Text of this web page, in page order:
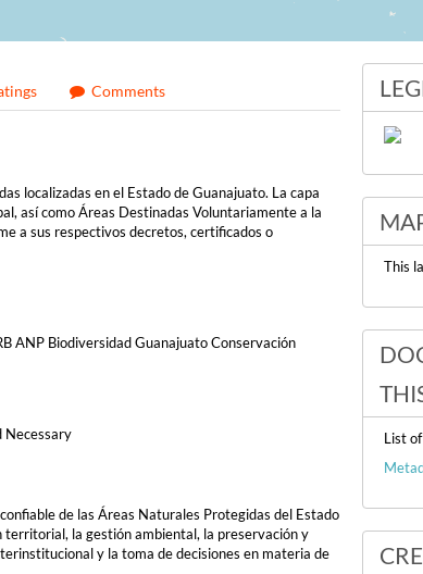
Comments
localizadas en el Estado de Guanajuato. La capa
así como Áreas Destinadas Voluntariamente a la
a sus respectivos decretos, certificados o
ANP Biodiversidad Guanajuato Conservación
Necessary
de las Áreas Naturales Protegidas del Estado
territorial, la gestión ambiental, la preservación y
y la toma de decisiones en materia de
This
List